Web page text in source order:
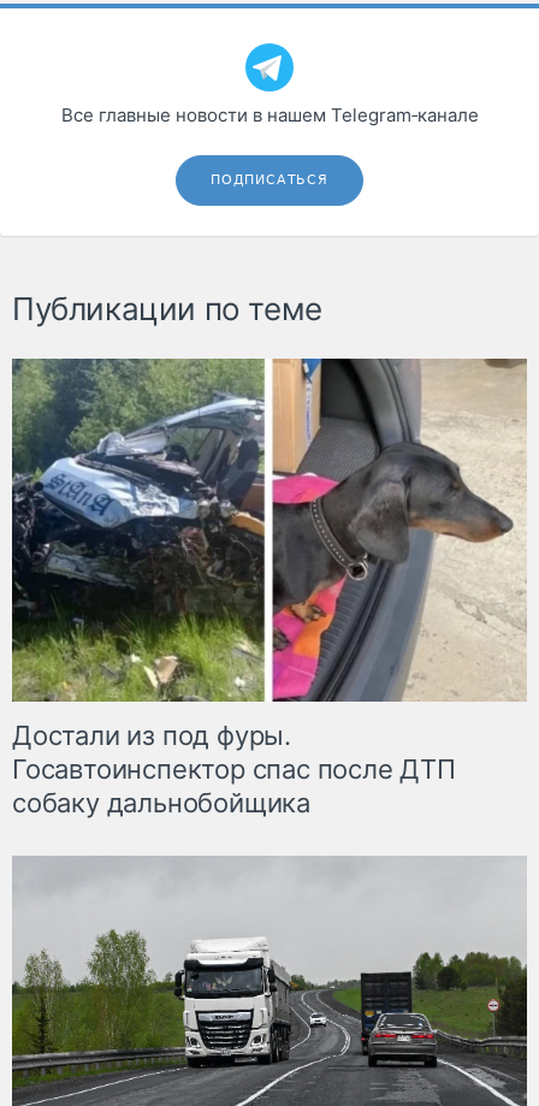
Все главные новости в нашем Telegram‑канале
ПОДПИСАТЬСЯ
Публикации по теме
Достали из под фуры.
Госавтоинспектор спас после ДТП
собаку дальнобойщика